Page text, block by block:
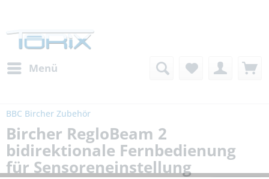
Menü
BBC Bircher Zubehör
Bircher RegloBeam 2
bidirektionale Fernbedienung
für Sensoreneinstellung